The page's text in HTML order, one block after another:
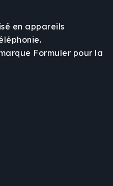
en appareils
Formuler pour la